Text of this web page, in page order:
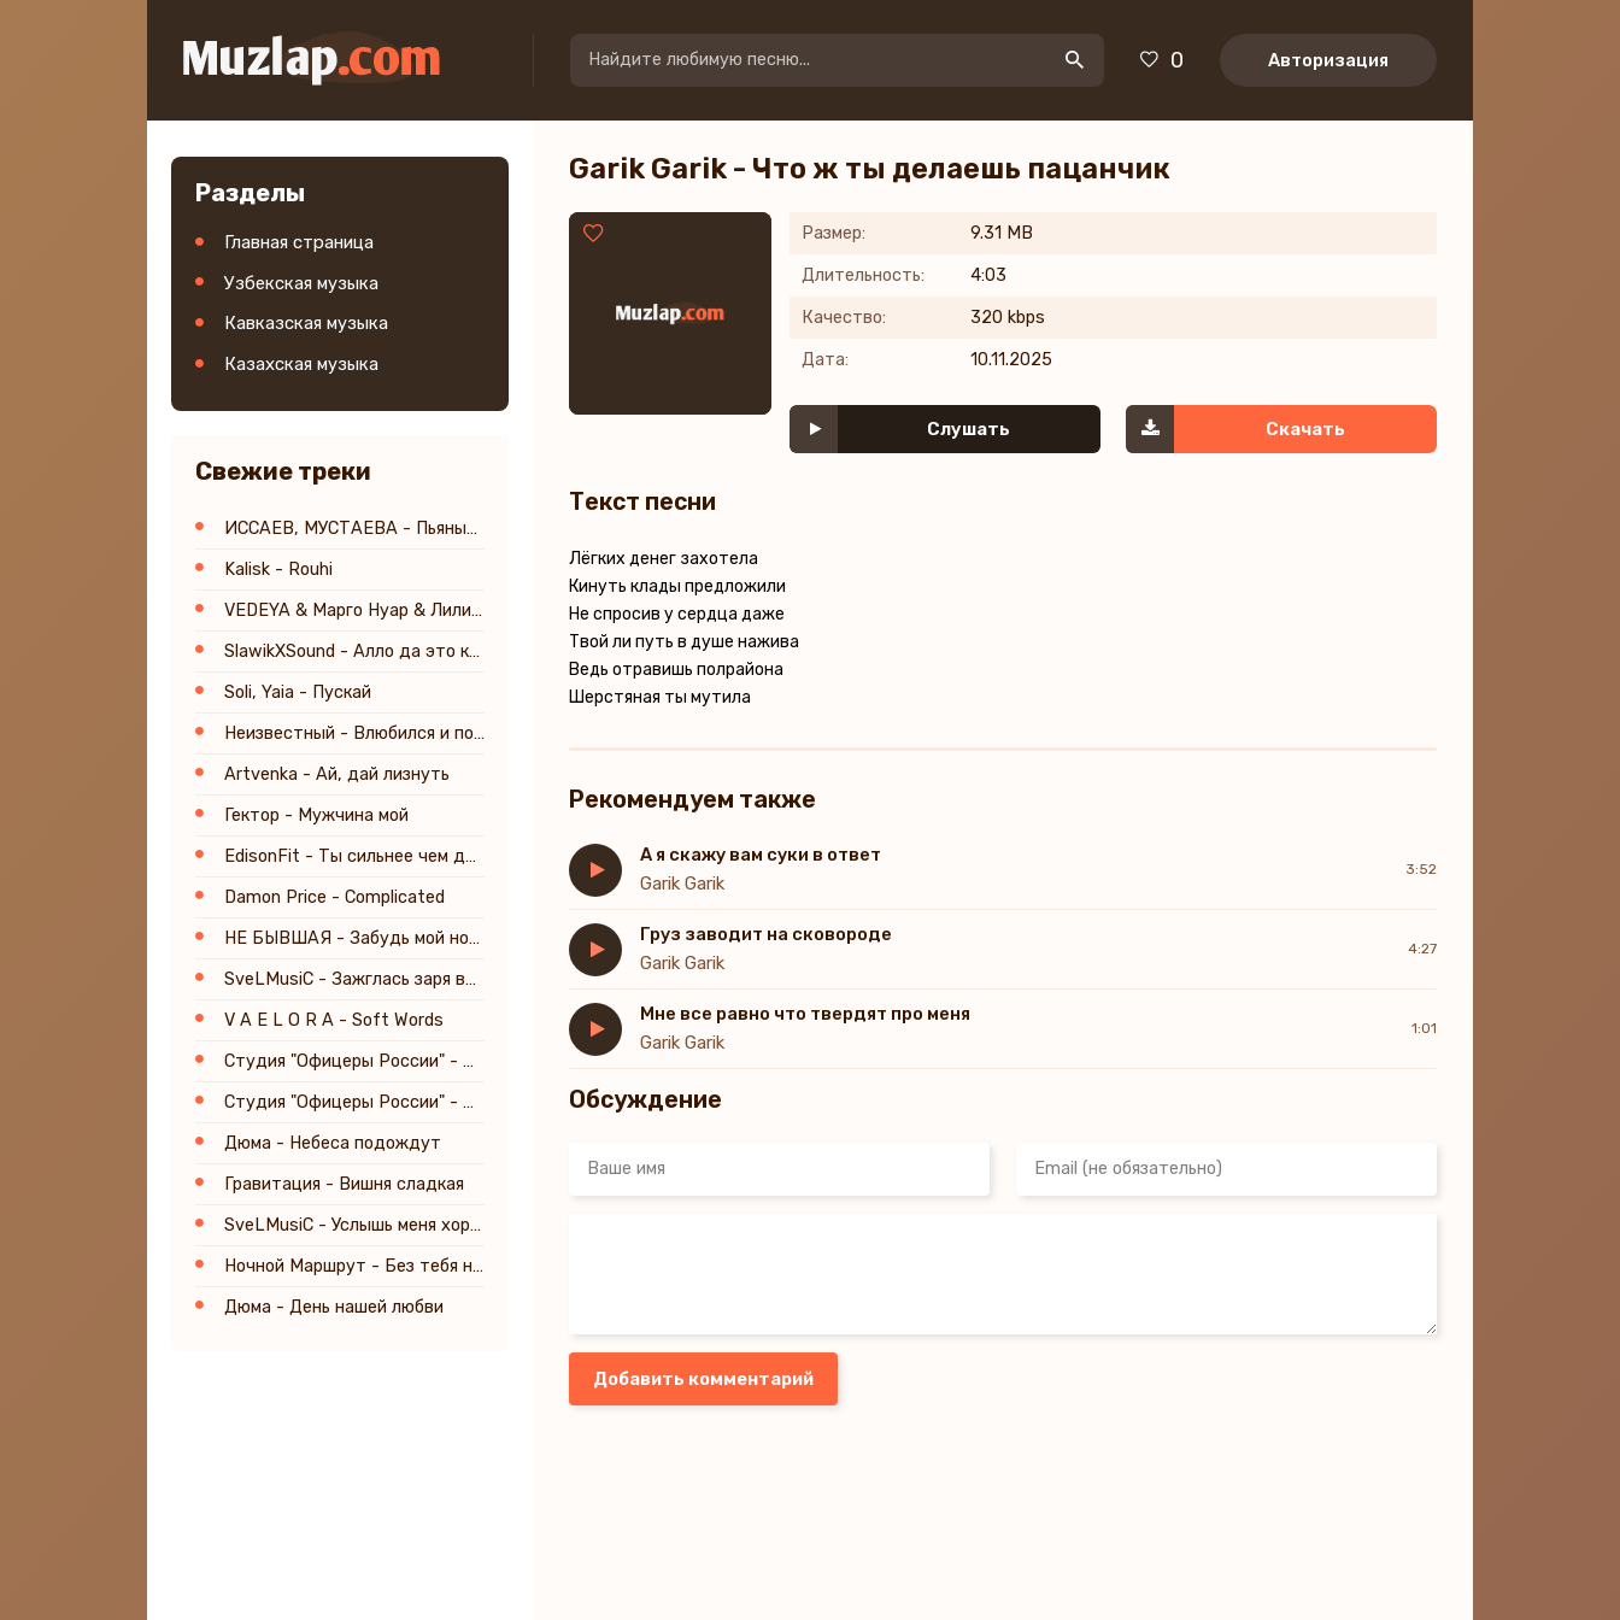
0 Авторизация
Разделы
Главная страница
Узбекская музыка
Кавказская музыка
Казахская музыка
Свежие треки
ИССАЕВ, МУСТАЕВА - Пьяными ночами
Kalisk - Rouhi
VEDEYA & Марго Нуар & Лилия Вайн & TSARICA - Счастье мне к лицу
SlawikXSound - Алло да это карма
Soli, Yaia - Пускай
Неизвестный - Влюбился и понесло
Artvenka - Ай, дай лизнуть
Гектор - Мужчина мой
EdisonFit - Ты сильнее чем думаешь
Damon Price - Complicated
НЕ БЫВШАЯ - Забудь мой номер
SveLMusiC - Зажглась заря вечерняя
V A E L O R A - Soft Words
Студия "Офицеры России" - Дива на Мальдивах
Студия "Офицеры России" - Титаник
Дюма - Небеса подождут
Гравитация - Вишня сладкая
SveLMusiC - Услышь меня хорошая!
Ночной Маршрут - Без тебя не могу уснуть
Дюма - День нашей любви
Garik Garik - Что ж ты делаешь пацанчик
Размер: 9.31 MB
Длительность: 4:03
Качество: 320 kbps
Дата: 10.11.2025
Слушать Скачать
Текст песни
Лёгких денег захотела
Кинуть клады предложили
Не спросив у сердца даже
Твой ли путь в душе нажива
Ведь отравишь полрайона
Шерстяная ты мутила
Рекомендуем также
А я скажу вам суки в ответ
Garik Garik
3:52
Груз заводит на сковороде
Garik Garik
4:27
Мне все равно что твердят про меня
Garik Garik
1:01
Обсуждение
Добавить комментарий